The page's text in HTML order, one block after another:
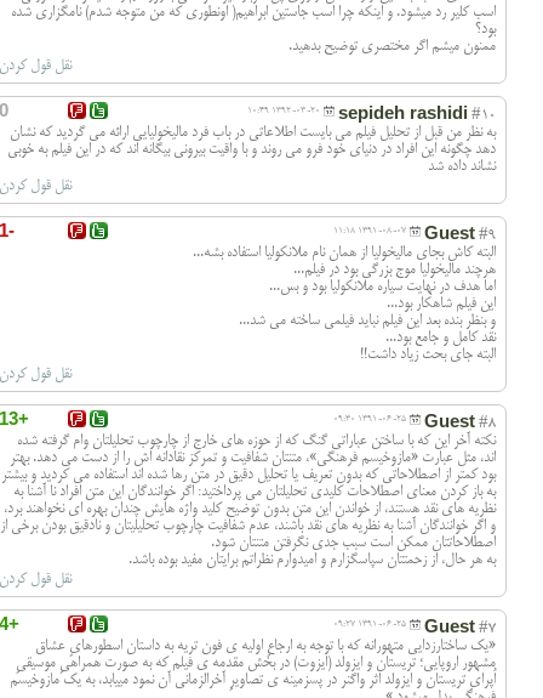
اسب کلیر رد میشود. و اینکه چرا اسب جاستین ابراهیم( اونطوری که من متوجه شدم) نامگزاری شده
بود؟
ممنون میشم اگر مختصری توضیح بدهید.
نقل قول کردن
0 #10
sepideh rashidi
1392-03-20 10:49
به نظر من قبل از تحليل فيلم مي بايست اطلاعاتي در باب فرد ماليخوليايي ارائه مي گرديد كه نشان
دهد چگونه اين افراد در دنياي خود فرو مي روند و با واقيت بيروني بيگانه اند كه در اين فيلم به خوبي
نشاند داده شد
نقل قول کردن
-1 #9
Guest
1391-08-07 11:18
البته کاش بجای مالیخولیا از همان نام ملانکولیا استفاده بشه...
هرچند مالیخولیا موج بزرگی بود در فیلم...
اما هدف در نهایت سیاره ملانکولیا بود و بس...
این فیلم شاهکار بود...
و بنظر بنده بعد این فیلم نباید فیلمی ساخته می شد...
نقد کامل و جامع بود...
البته جای بحث زیاد داشت!!
نقل قول کردن
+13 #8
Guest
1391-06-25 09:30
نکته آخر این که با ساختن عباراتی گنگ که از حوزه های خارج از چارچوب تحلیلتان وام گرفته شده
اند، مثل عبارت «مازوخیسم فرهنگی»، متنتان شفافیت و تمرکز نقادانه اش را از دست می دهد. بهتر
بود کمتر از اصطلاحاتی که بدون تعریف یا تحلیل دقیق در متن رها شده اند استفاده می کردید و بیشتر
به باز کردن معنای اصطلاحات کلیدی تحلیلتان می پرداختید: اگر خوانندگان این متن افراد نا آشنا به
نظریه های نقد هستند، از خواندن این متن بدون توضیح کلید واژه هایش چندان بهره ای نخواهند برد،
و اگر خوانندگان آشنا به نظریه های نقد باشند، عدم شفافیت چارچوب تحلیلیتان و نادقیق بودن برخی از
اصطلاحاتتان ممکن است سبب جدی نگرفتن متنتان شود.
به هر حال، از زحمتتان سپاسگزارم و امیدوارم نظراتم برایتان مفید بوده باشد.
نقل قول کردن
+4 #7
Guest
1391-06-25 09:27
«یک ساختارزدایی متهورانه که با توجه به ارجاعِ اولیه ی فون تریه به داستان اسطورهایِ عشاق
مشهور اروپایی؛ تریستان و ایزولد (ایزوت) در بخش مقدمه ی فیلم که به صورت همراهیِ موسیقیِ
اُپرایِ تریستان و ایزولد اثر واگنر در پسزمینه ی تصاویرِ آخرالزمانی آن نمود مییابد، به یک مازوخیسم